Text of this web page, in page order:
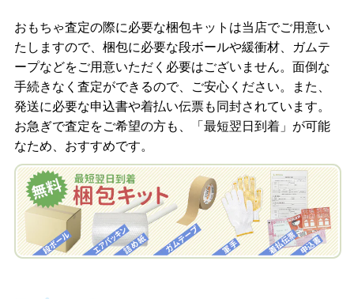
商品を撮影して、査定フォームから画像
を送信します。
梱包キットをメールで申し込み
査定結果をメールで確認し、梱包キット
を申し込みます。梱包キットは送料無料
でお届けします。
自宅でおもちゃを発送・梱包
梱包キットに同封する発送ガイドの手順
「ジョニージョイLINE査定」を友だちに
追加し、スマートフォンなどのカメラで
撮影したおもちゃの写真をトーク中に送
梱包キットをLINEで申し込み
査定結果をLINEで確認し、梱包キットを
申し込みます。梱包キットは送料無料で
お届けします。
自宅でおもちゃを発送・梱包
おもちゃ査定の際に必要な梱包キットは当店でご用意い
たしますので、梱包に必要な段ボールや緩衝材、ガムテ
ープなどをご用意いただく必要はございません。面倒な
手続きなく査定ができるので、ご安心ください。また、
発送に必要な申込書や着払い伝票も同封されています。
お急ぎで査定をご希望の方も、「最短翌日到着」が可能
なため、おすすめです。